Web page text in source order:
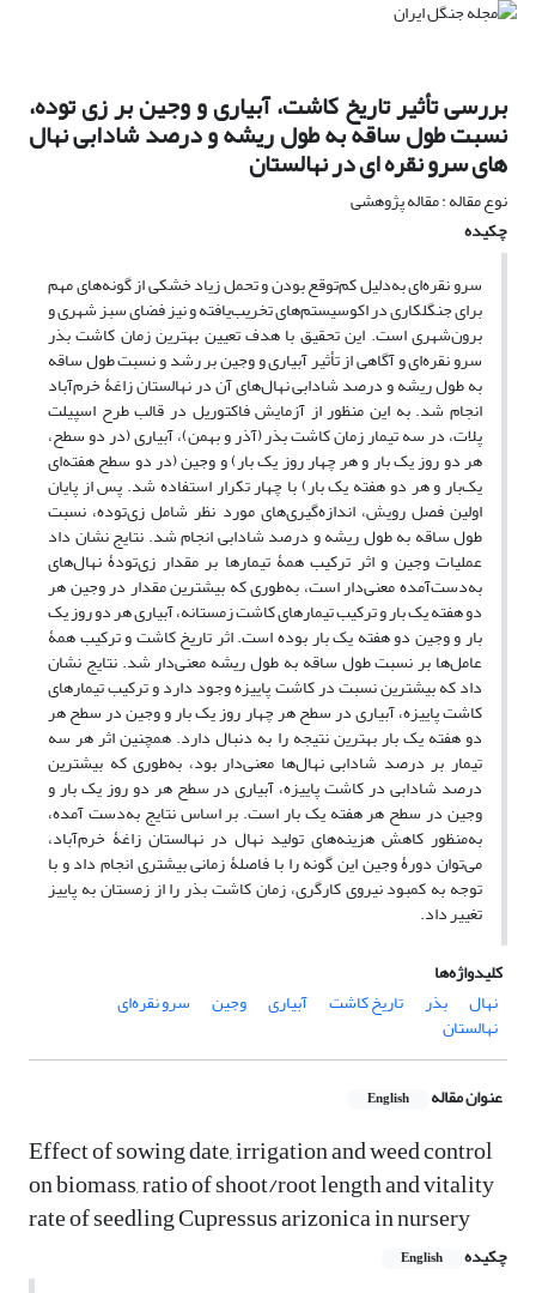
بررسی تأثیر تاریخ کاشت، آبیاری و وجین بر زی توده،
نسبت طول ساقه به طول ریشه و درصد شادابی نهال
های سرو نقره ای در نهالستان
نوع مقاله : مقاله پژوهشی
چکیده
سرو نقره‌ای به‌دلیل کم‌توقع بودن و تحمل زیاد خشکی از گونه‌های مهم
برای جنگلکاری در اکوسیستم‌های تخریب‌یافته و نیز فضای سبز شهری و
برون‌شهری است. این تحقیق با هدف تعیین بهترین زمان کاشت بذر
سرو نقره‌ای و آگاهی از تأثیر آبیاری و وجین بر رشد و نسبت طول ساقه
به طول ریشه و درصد شادابی نهال‌های آن در نهالستان زاغۀ خرم‌آباد
انجام شد. به این منظور از آزمایش فاکتوریل در قالب طرح اسپیلت
پلات، در سه تیمار زمان کاشت بذر (آذر و بهمن)، آبیاری (در دو سطح،
هر دو روز یک ‌بار و هر چهار روز یک‌ بار) و وجین (در دو سطح هفته‌ای
یک‌بار و هر دو هفته یک ‌بار) با چهار تکرار استفاده شد. پس از پایان
اولین فصل رویش، اندازه‌گیری‌های مورد نظر شامل زی‌توده، نسبت
طول ساقه به طول ریشه و درصد شادابی انجام شد. نتایج نشان داد
عملیات وجین و اثر ترکیب همۀ تیمارها بر مقدار زی‌تودۀ نهال‌های
به‌دست‌آمده معنی‌دار است، به‌طوری که بیشترین مقدار در وجین هر
دو هفته یک ‌بار و ترکیب تیمارهای کاشت زمستانه، آبیاری هر دو روز یک
‌بار و وجین دو هفته یک‌ بار بوده است. اثر تاریخ کاشت و ترکیب همۀ
عامل‌ها بر نسبت طول ساقه به طول ریشه معنی‌دار شد. نتایج نشان
داد که بیشترین نسبت در کاشت پاییزه وجود دارد و ترکیب تیمارهای
کاشت پاییزه، آبیاری در سطح هر چهار روز یک ‌بار و وجین در سطح هر
دو هفته یک ‌بار بهترین نتیجه را به دنبال دارد. همچنین اثر هر سه
تیمار بر درصد شادابی نهال‌ها معنی‌دار بود، به‌طوری که بیشترین
درصد شادابی در کاشت پاییزه، آبیاری در سطح هر دو روز یک‌ بار و
وجین در سطح هر هفته یک ‌بار است. بر اساس نتایج به‌دست آمده،
به‌منظور کاهش هزینه‌های تولید نهال در نهالستان زاغۀ خرم‌آباد،
می‌توان دورۀ وجین این گونه را با فاصلۀ زمانی بیشتری انجام داد و با
توجه به کمبود نیروی کارگری، زمان کاشت بذر را از زمستان به پاییز
تغییر داد.
کلیدواژه‌ها
نهال
بذر تاریخ کاشت آبیاری وجین سرو نقره‌ای
نهالستان
عنوان مقاله English
Effect of sowing date, irrigation and weed control
on biomass, ratio of shoot/root length and vitality
rate of seedling Cupressus arizonica in nursery
چکیده English